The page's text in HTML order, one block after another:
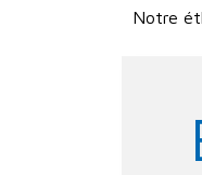
Notre